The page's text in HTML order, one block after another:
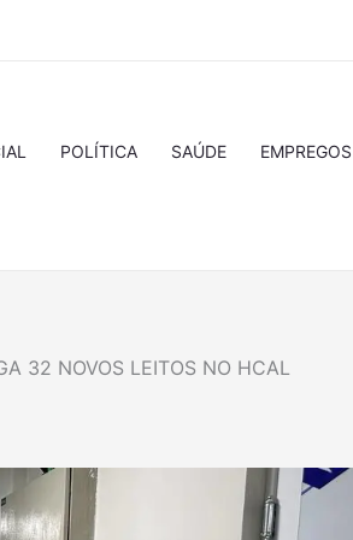
POLÍTICA SAÚDE EMPREGOS
32 NOVOS LEITOS NO HCAL